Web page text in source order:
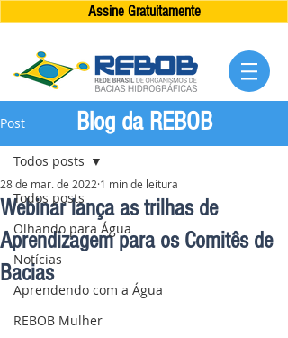
Assine Gratuitamente
Post
Todos posts
Olhando para Água
Notícias
Aprendendo com a Água
REBOB Mulher
Todos posts
Webinar lança as trilhas de
Aprendizagem para os Comitês de
Bacias
28 de mar. de 2022 1 min de leitura
Blog da REBOB